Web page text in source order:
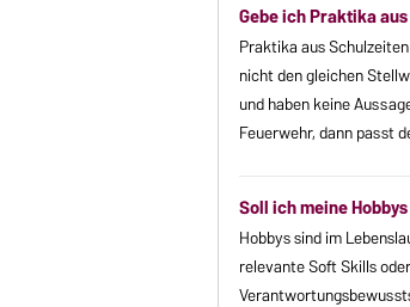
Gebe ich Praktika
Praktika aus
nicht den gleichen
und haben keine
Feuerwehr, dann passt
Soll ich meine
Hobbys sind im
relevante Soft Skills